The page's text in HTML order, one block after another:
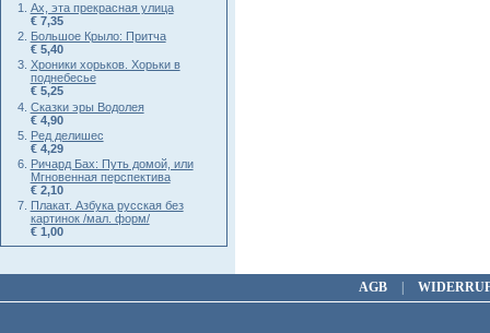
Ах, эта прекрасная улица
€ 7,35
Большое Крыло: Притча
€ 5,40
Хроники хорьков. Хорьки в
поднебесье
€ 5,25
Сказки эры Водолея
€ 4,90
Ред делишес
€ 4,29
Ричард Бах: Путь домой, или
Мгновенная перспектива
€ 2,10
Плакат. Азбука русская без
картинок /мал. форм/
€ 1,00
AGB